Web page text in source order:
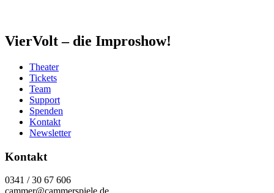
VierVolt – die Improshow!
Theater
Tickets
Team
Support
Spenden
Kontakt
Newsletter
Kontakt
0341 / 30 67 606